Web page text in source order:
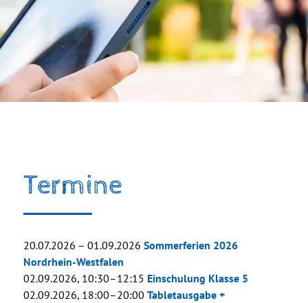
Termine
20.07.2026 – 01.09.2026 Sommerferien 2026
Nordrhein-Westfalen
02.09.2026, 10:30–12:15 Einschulung Klasse 5
02.09.2026, 18:00–20:00 Tabletausgabe +